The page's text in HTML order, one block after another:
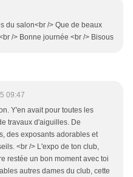
du salon<br /> Que de beaux
/> Bonne journée <br /> Bisous
09:47
Y'en avait pour toutes les
travaux d'aiguilles. De
des exposants adorables et
<br /> L'expo de ton club,
restée un bon moment avec toi
autres dames du club, cette